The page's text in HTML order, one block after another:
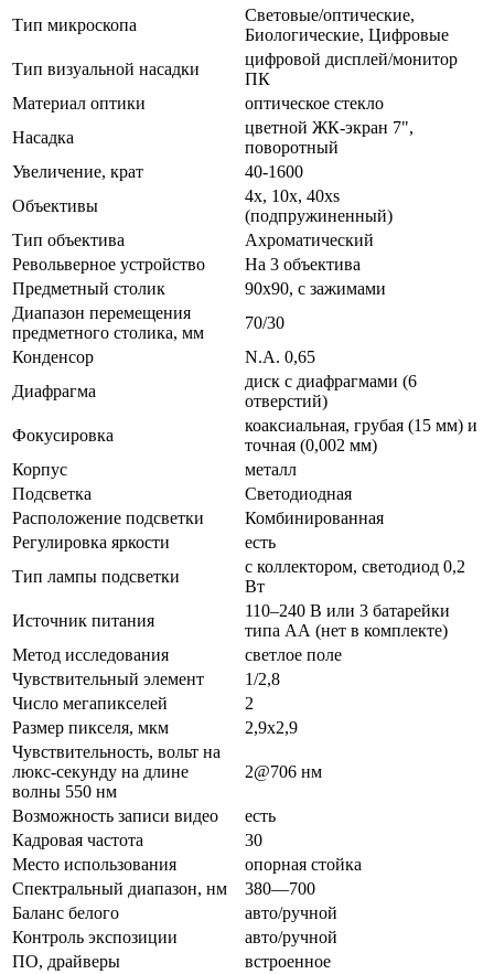
Тип микроскопа
Световые/оптические,
Биологические, Цифровые
Тип визуальной насадки
цифровой дисплей/монитор
ПК
Материал оптики
оптическое стекло
Насадка
цветной ЖК-экран 7",
поворотный
Увеличение, крат
40-1600
Объективы
4x, 10x, 40xs
(подпружиненный)
Тип объектива
Ахроматический
Револьверное устройство
На 3 объектива
Предметный столик
90x90, с зажимами
Диапазон перемещения
предметного столика, мм
70/30
Конденсор
N.A. 0,65
Диафрагма
диск с диафрагмами (6
отверстий)
Фокусировка
коаксиальная, грубая (15 мм) и
точная (0,002 мм)
Корпус
металл
Подсветка
Светодиодная
Расположение подсветки
Комбинированная
Регулировка яркости
есть
Тип лампы подсветки
с коллектором, светодиод 0,2
Вт
Источник питания
110–240 В или 3 батарейки
типа АА (нет в комплекте)
Метод исследования
светлое поле
Чувствительный элемент
1/2,8
Число мегапикселей
2
Размер пикселя, мкм
2,9x2,9
Чувствительность, вольт на
люкс-секунду на длине
волны 550 нм
2@706 нм
Возможность записи видео
есть
Кадровая частота
30
Место использования
опорная стойка
Спектральный диапазон, нм
380—700
Баланс белого
авто/ручной
Контроль экспозиции
авто/ручной
ПО, драйверы
встроенное